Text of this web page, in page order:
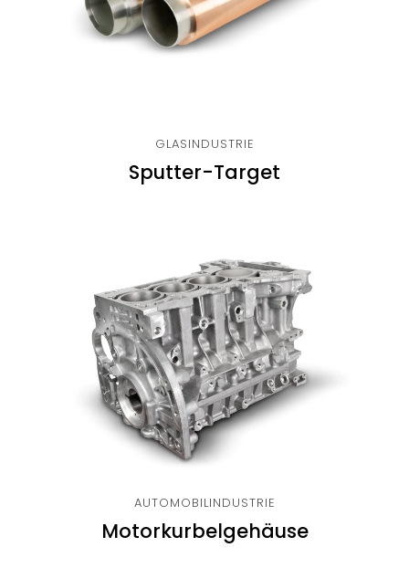
GLASINDUSTRIE
Sputter-Target
AUTOMOBILINDUSTRIE
Motorkurbelgehäuse